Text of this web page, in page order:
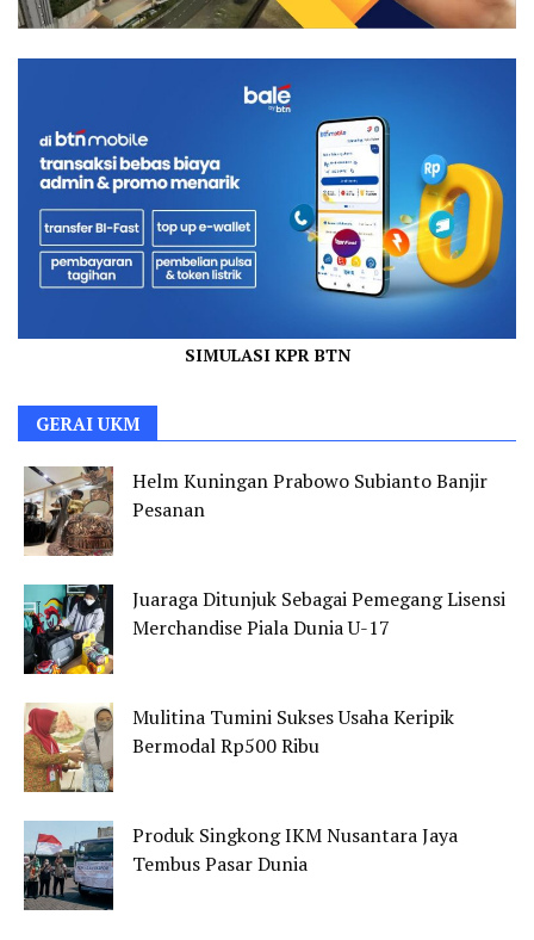
SIMULASI KPR BTN
GERAI UKM
Helm Kuningan Prabowo Subianto Banjir
Pesanan
Juaraga Ditunjuk Sebagai Pemegang Lisensi
Merchandise Piala Dunia U-17
Mulitina Tumini Sukses Usaha Keripik
Bermodal Rp500 Ribu
Produk Singkong IKM Nusantara Jaya
Tembus Pasar Dunia